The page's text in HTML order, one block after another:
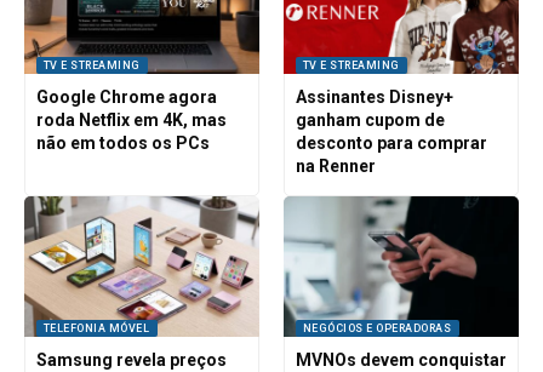
TV E STREAMING
Google Chrome agora
roda Netflix em 4K, mas
não em todos os PCs
TV E STREAMING
Assinantes Disney+
ganham cupom de
desconto para comprar
na Renner
TELEFONIA MÓVEL
Samsung revela preços
NEGÓCIOS E OPERADORAS
MVNOs devem conquistar